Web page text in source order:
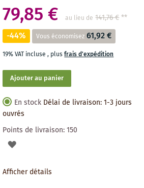
79,85 € au lieu de 141,76 €**
-44% Vous économisez 61,92 €
19% VAT incluse, plusfrais d'expédition
Ajouter au panier
En stock Délai de livraison: 1-3 jours
ouvrés
Points de livraison:150
AJOUTER
Afficher détails